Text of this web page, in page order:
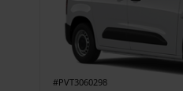
#PVT3060298